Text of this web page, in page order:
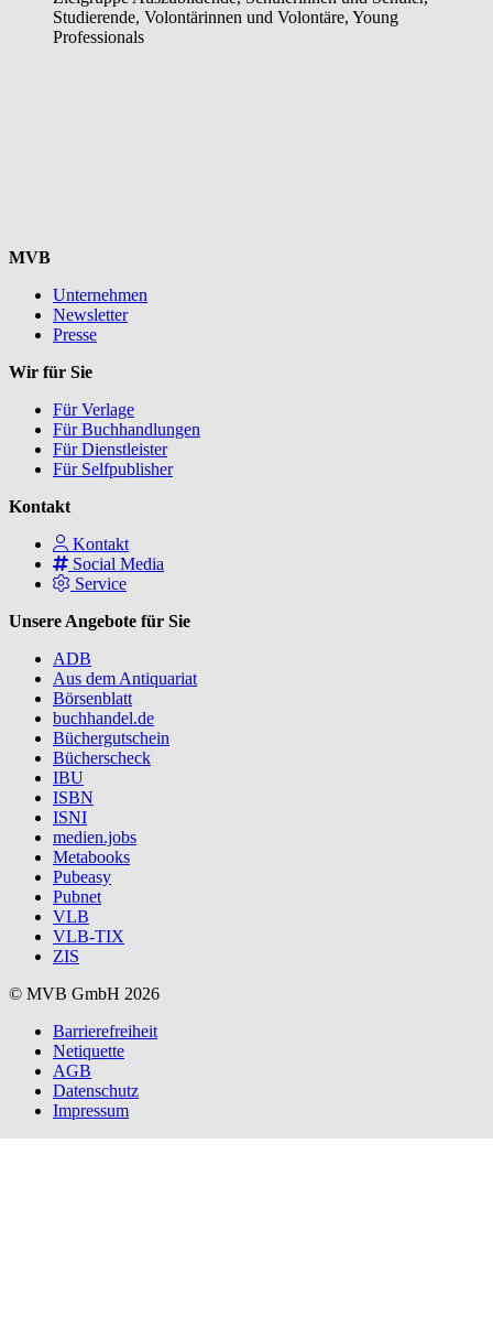
Studierende, Volontärinnen und Volontäre, Young
Professionals
MVB
Unternehmen
Newsletter
Presse
Wir für Sie
Für Verlage
Für Buchhandlungen
Für Dienstleister
Für Selfpublisher
Kontakt
Kontakt
Social Media
Service
Unsere Angebote für Sie
ADB
Aus dem Antiquariat
Börsenblatt
buchhandel.de
Büchergutschein
Bücherscheck
IBU
ISBN
ISNI
medien.jobs
Metabooks
Pubeasy
Pubnet
VLB
VLB-TIX
ZIS
© MVB GmbH 2026
Barrierefreiheit
Netiquette
AGB
Datenschutz
Impressum